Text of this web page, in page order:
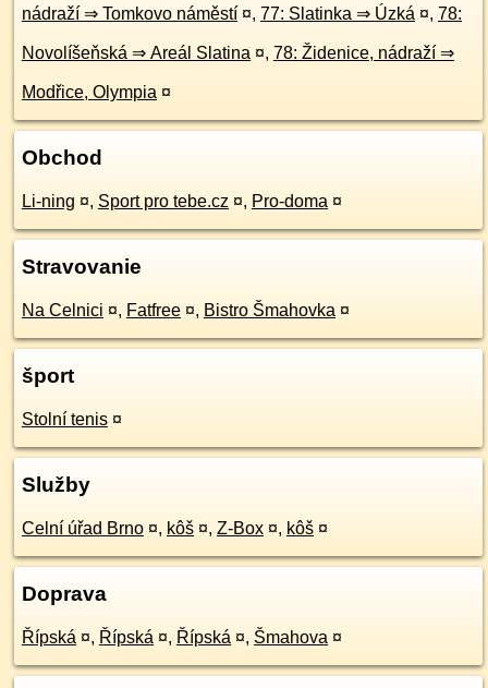
nádraží ⇒ Tomkovo náměstí ¤, 77: Slatinka ⇒ Úzká ¤, 78:
Novolíšeňská ⇒ Areál Slatina ¤, 78: Židenice, nádraží ⇒
Modřice, Olympia ¤
Obchod
Li-ning ¤, Sport pro tebe.cz ¤, Pro-doma ¤
Stravovanie
Na Celnici ¤, Fatfree ¤, Bistro Šmahovka ¤
šport
Stolní tenis ¤
Služby
Celní úřad Brno ¤, kôš ¤, Z-Box ¤, kôš ¤
Doprava
Řípská ¤, Řípská ¤, Řípská ¤, Šmahova ¤